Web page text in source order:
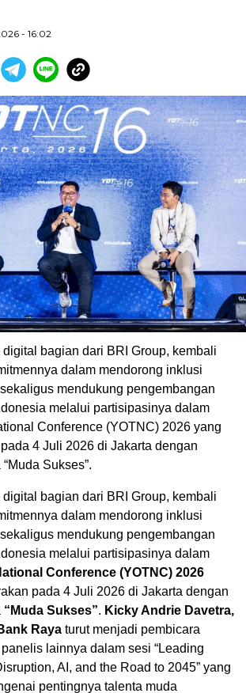
- 16:02
bagian dari BRI Group, kembali
dalam mendorong inklusi
mendukung pengembangan
melalui partisipasinya dalam
Conference (YOTNC) 2026 yang
4 Juli 2026 di Jakarta dengan
Sukses”.
bagian dari BRI Group, kembali
dalam mendorong inklusi
mendukung pengembangan
melalui partisipasinya dalam
Conference (YOTNC) 2026
pada 4 Juli 2026 di Jakarta dengan
“Muda Sukses”. Kicky Andrie Davetra,
Raya turut menjadi pembicara
lainnya dalam sesi “Leading
AI, and the Road to 2045” yang
pentingnya talenta muda